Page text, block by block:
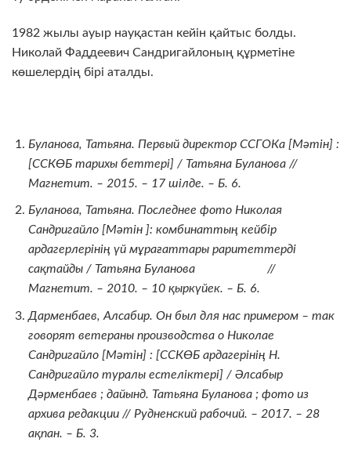
1982 жылы ауыр науқастан кейін қайтыс болды.
Николай Фаддеевич Сандригайлоның құрметіне
көшелердің бірі аталды.
Буланова, Татьяна. Первый директор ССГОКа [Мәтін] :
[ССКӨБ тарихы беттері] / Татьяна Буланова //
Магнетит. – 2015. – 17 шілде. – Б. 6.
Буланова, Татьяна. Последнее фото Николая
Сандригайло [Мәтін]: комбинаттың кейбір
ардагерлерінің үй мұрағаттары раритеттерді
сақтайды / Татьяна Буланова //
Магнетит. – 2010. – 10 қыркүйек. – Б. 6.
Дарменбаев, Алсабир. Он был для нас примером – так
говорят ветераны производства о Николае
Сандригайло [Мәтін] : [ССКӨБ ардагерінің Н.
Сандригайлотуралы естеліктері] / Әлсабыр
Дәрменбаев ; дайынд. Татьяна Буланова ; фото из
архива редакции // Рудненский рабочий. – 2017. – 28
ақпан. – Б. 3.